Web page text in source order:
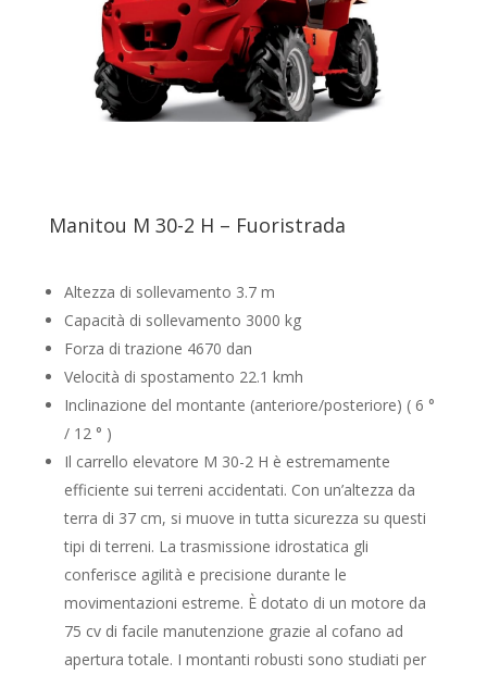
Manitou M 30-2 H – Fuoristrada
Altezza di sollevamento 3.7 m
Capacità di sollevamento 3000 kg
Forza di trazione 4670 dan
Velocità di spostamento 22.1 kmh
Inclinazione del montante (anteriore/posteriore) ( 6 °
/ 12 ° )
Il carrello elevatore M 30-2 H è estremamente
efficiente sui terreni accidentati. Con un’altezza da
terra di 37 cm, si muove in tutta sicurezza su questi
tipi di terreni. La trasmissione idrostatica gli
conferisce agilità e precisione durante le
movimentazioni estreme. È dotato di un motore da
75 cv di facile manutenzione grazie al cofano ad
apertura totale. I montanti robusti sono studiati per